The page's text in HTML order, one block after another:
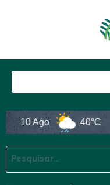
10 Ago 40°C